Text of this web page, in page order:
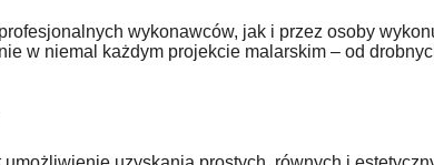
wykonawców, jak i przez osoby
w niemal każdym projekcie malarskim – od